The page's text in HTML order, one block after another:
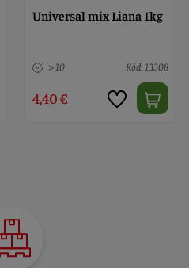
Universal mix Liana 1kg
> 10 Kód: 13308
4,40 €